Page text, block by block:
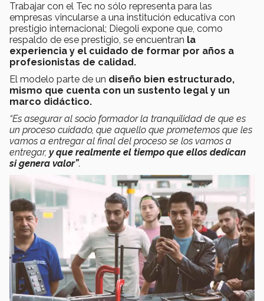
Trabajar con el Tec no sólo representa para las
empresas vincularse a una institución educativa con
prestigio internacional; Diegoli expone que, como
respaldo de ese prestigio, se encuentran la
experiencia y el cuidado de formar por años a
profesionistas de calidad.
El modelo parte de un diseño bien estructurado,
mismo que cuenta con un sustento legal y un
marco didáctico.
“Es asegurar al socio formador la tranquilidad de que es
un proceso cuidado, que aquello que prometemos que les
vamos a entregar al final del proceso se los vamos a
entregar, y que realmente el tiempo que ellos dedican
si genera valor”.